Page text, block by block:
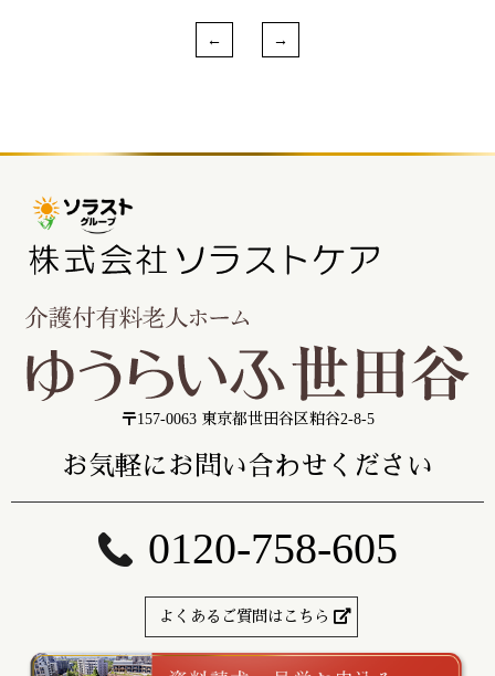
〒157-0063 東京都世田谷区粕谷2-8-5
お気軽にお問い合わせください
0120-758-605
よくあるご質問はこちら